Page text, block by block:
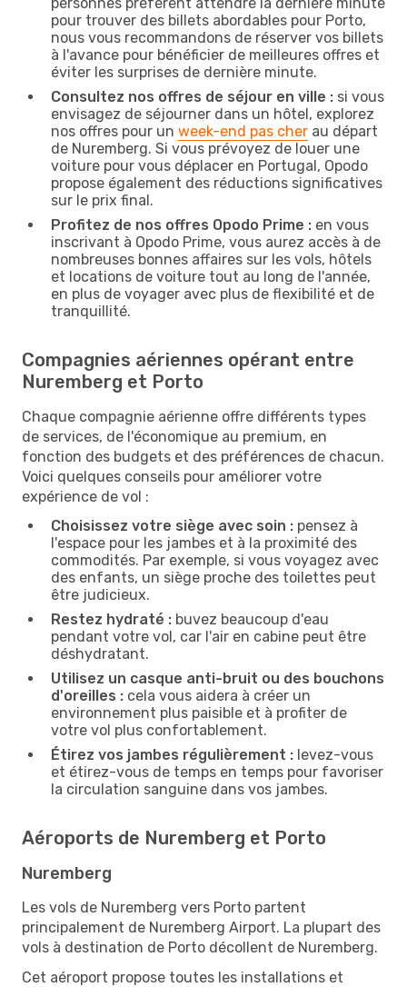
pour trouver des billets abordables pour Porto,
nous vous recommandons de réserver vos billets
à l'avance pour bénéficier de meilleures offres et
éviter les surprises de dernière minute.
Consultez nos offres de séjour en ville : si vous
envisagez de séjourner dans un hôtel, explorez
nos offres pour un week-end pas cher au départ
de Nuremberg. Si vous prévoyez de louer une
voiture pour vous déplacer en Portugal, Opodo
propose également des réductions significatives
sur le prix final.
Profitez de nos offres Opodo Prime : en vous
inscrivant à Opodo Prime, vous aurez accès à de
nombreuses bonnes affaires sur les vols, hôtels
et locations de voiture tout au long de l'année,
en plus de voyager avec plus de flexibilité et de
tranquillité.
Compagnies aériennes opérant entre
Nuremberg et Porto
Chaque compagnie aérienne offre différents types
de services, de l'économique au premium, en
fonction des budgets et des préférences de chacun.
Voici quelques conseils pour améliorer votre
expérience de vol :
Choisissez votre siège avec soin : pensez à
l'espace pour les jambes et à la proximité des
commodités. Par exemple, si vous voyagez avec
des enfants, un siège proche des toilettes peut
être judicieux.
Restez hydraté : buvez beaucoup d'eau
pendant votre vol, car l'air en cabine peut être
déshydratant.
Utilisez un casque anti-bruit ou des bouchons
d'oreilles : cela vous aidera à créer un
environnement plus paisible et à profiter de
votre vol plus confortablement.
Étirez vos jambes régulièrement : levez-vous
et étirez-vous de temps en temps pour favoriser
la circulation sanguine dans vos jambes.
Aéroports de Nuremberg et Porto
Nuremberg
Les vols de Nuremberg vers Porto partent
principalement de Nuremberg Airport. La plupart des
vols à destination de Porto décollent de Nuremberg.
Cet aéroport propose toutes les installations et